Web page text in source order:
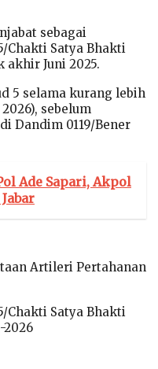
sebagai
Chakti Satya Bhakti
akhir Juni 2025.
5 selama kurang lebih
sebelum
Dandim 0119/Bener
Ade Sapari, Akpol
Artileri Pertahanan
Chakti Satya Bhakti
2026